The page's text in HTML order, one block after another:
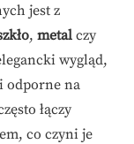
jest z
, metal czy
wygląd,
odporne na
łączy
co czyni je